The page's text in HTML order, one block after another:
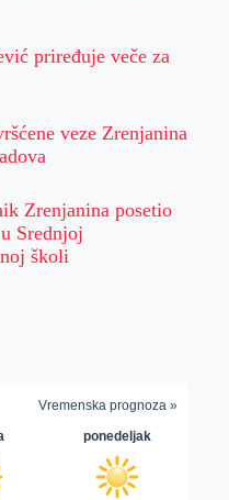
priređuje veče za
veze Zrenjanina
Zrenjanina posetio
Srednjoj
školi